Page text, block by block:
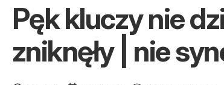
Pęk kluczy nie
zniknęły | nie